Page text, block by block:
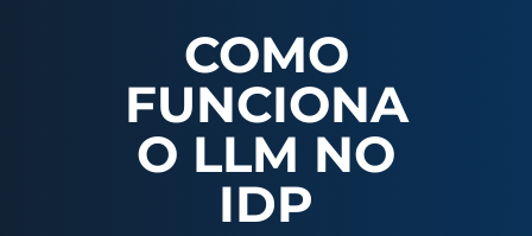
COMO
FUNCIONA
O LLM NO
IDP